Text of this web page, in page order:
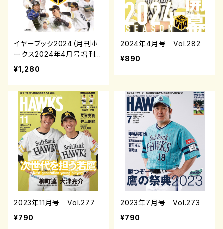
イヤーブック2024（月刊ホ
ークス2024年4月号増刊）
¥1,280
2024年4月号 Vol.282
¥890
2023年11月号 Vol.277
¥790
2023年7月号 Vol.273
¥790